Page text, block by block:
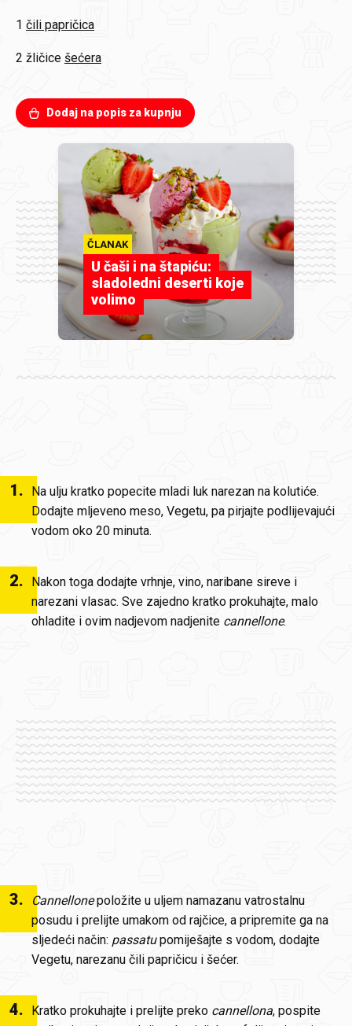
1 čili papričica
2 žličice šećera
Dodaj na popis za kupnju
ČLANAK
U čaši i na štapiću:
sladoledni deserti koje
volimo
1.
Na ulju kratko popecite mladi luk narezan na kolutiće.
Dodajte mljeveno meso, Vegetu, pa pirjajte podlijevajući
vodom oko 20 minuta.
2.
Nakon toga dodajte vrhnje, vino, naribane sireve i
narezani vlasac. Sve zajedno kratko prokuhajte, malo
ohladite i ovim nadjevom nadjenite cannellone.
3. Cannellonepoložite u uljem namazanu vatrostalnu
posudu i prelijte umakom od rajčice, a pripremite ga na
sljedeći način: passatupomiješajte s vodom, dodajte
Vegetu, narezanu čili papričicu i šećer.
4. Kratko prokuhajte i prelijte preko cannellona, pospite